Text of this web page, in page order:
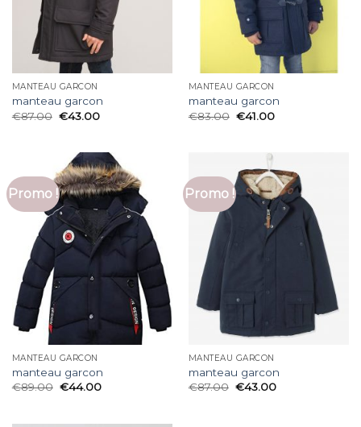
MANTEAU GARCON
manteau garcon
€87.00 €43.00
MANTEAU GARCON
manteau garcon
€83.00 €41.00
Promo !
MANTEAU GARCON
manteau garcon
€89.00 €44.00
Promo !
MANTEAU GARCON
manteau garcon
€87.00 €43.00